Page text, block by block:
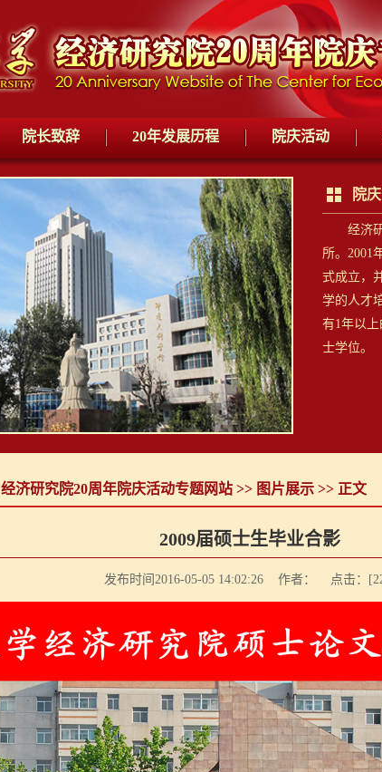
院长致辞 20年发展历程 院庆活动
院
经济研
所。2001
式成立，
学的人才
有1年以
士学位。
经济研究院20周年院庆活动专题网站 >> 图片展示 >> 正文
2009届硕士生毕业合影
发布时间2016-05-05 14:02:26 作者： 点击：[